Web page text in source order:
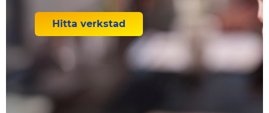
Hitta verkstad